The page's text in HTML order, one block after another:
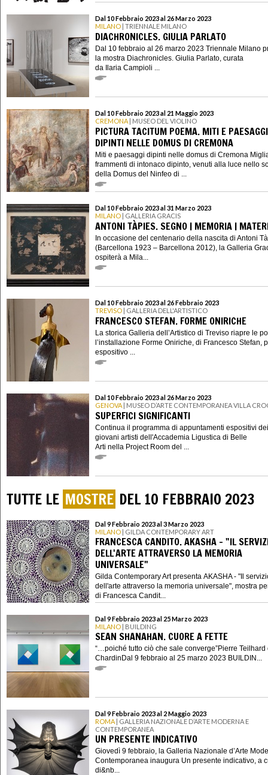
Dal 10 Febbraio 2023 al 26 Marzo 2023
MILANO | TRIENNALE MILANO
DIACHRONICLES. GIULIA PARLATO
Dal 10 febbraio al 26 marzo 2023 Triennale Milano
la mostra Diachronicles. Giulia Parlato, curata
da Ilaria Campioli ...
Dal 10 Febbraio 2023 al 21 Maggio 2023
CREMONA | MUSEO DEL VIOLINO
PICTURA TACITUM POEMA. MITI E PAESAGGI
DIPINTI NELLE DOMUS DI CREMONA
Miti e paesaggi dipinti nelle domus di Cremona
frammenti di intonaco dipinto, venuti alla luce nello
della Domus del Ninfeo di ...
Dal 10 Febbraio 2023 al 31 Marzo 2023
MILANO | GALLERIA GRACIS
ANTONI TÀPIES. SEGNO | MEMORIA |
In occasione del centenario della nascita di Antoni
(Barcellona 1923 – Barcellona 2012), la Galleria
ospiterà a Mila...
Dal 10 Febbraio 2023 al 26 Febbraio 2023
TREVISO | GALLERIA DELL'ARTISTICO
FRANCESCO STEFAN. FORME ONIRICHE
La storica Galleria dell’Artistico di Treviso riapre le
l’installazione Forme Oniriche, di Francesco Stefan,
espositivo ...
Dal 10 Febbraio 2023 al 26 Marzo 2023
GENOVA | MUSEO D’ARTE CONTEMPORANEA VILLA
SUPERFICI SIGNIFICANTI
Continua il programma di appuntamenti espositivi dei
giovani artisti dell'Accademia Ligustica di Belle
Arti nella Project Room del ...
TUTTE LE MOSTRE DEL 10 FEBBRAIO 2023
Dal 9 Febbraio 2023 al 3 Marzo 2023
MILANO | GILDA CONTEMPORARY ART
FRANCESCA CANDITO. AKASHA - "IL
DELL'ARTE ATTRAVERSO LA MEMORIA
UNIVERSALE"
Gilda Contemporary Art presenta AKASHA - "Il
dell'arte attraverso la memoria universale", mostra
di Francesca Candit...
Dal 9 Febbraio 2023 al 25 Marzo 2023
MILANO | BUILDING
SEAN SHANAHAN. CUORE A FETTE
“…poiché tutto ciò che sale converge”Pierre Teilhard
ChardinDal 9 febbraio al 25 marzo 2023 BUILDIN...
Dal 9 Febbraio 2023 al 2 Maggio 2023
ROMA | GALLERIA NAZIONALE D’ARTE MODERNA E
CONTEMPORANEA
UN PRESENTE INDICATIVO
Giovedì 9 febbraio, la Galleria Nazionale d’Arte
Contemporanea inaugura Un presente indicativo, a
di&nb...